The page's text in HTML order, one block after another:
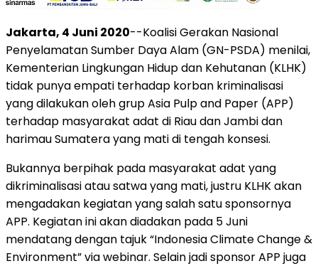
Jakarta, 4 Juni 2020--Koalisi Gerakan Nasional
Penyelamatan Sumber Daya Alam (GN-PSDA) menilai,
Kementerian Lingkungan Hidup dan Kehutanan (KLHK)
tidak punya empati terhadap korban kriminalisasi
yang dilakukan oleh grup Asia Pulp and Paper (APP)
terhadap masyarakat adat di Riau dan Jambi dan
harimau Sumatera yang mati di tengah konsesi.
Bukannya berpihak pada masyarakat adat yang
dikriminalisasi atau satwa yang mati, justru KLHK akan
mengadakan kegiatan yang salah satu sponsornya
APP. Kegiatan ini akan diadakan pada 5 Juni
mendatang dengan tajuk “Indonesia Climate Change &
Environment” via webinar. Selain jadi sponsor APP juga